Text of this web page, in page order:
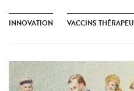
INNOVATION VACCINS